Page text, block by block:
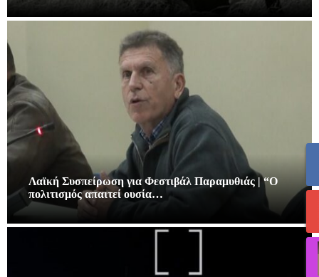
Λαϊκή Συσπείρωση για Φεστιβάλ Παραμυθιάς | “Ο
πολιτισμός απαιτεί ουσία…